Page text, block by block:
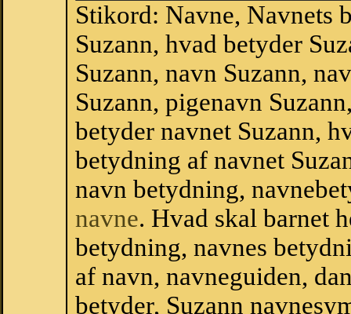
Stikord: Navne, Navnets
Suzann, hvad betyder
Suzann, navn Suzann,
Suzann, pigenavn
betyder navnet Suzann,
betydning af navnet
navn betydning,
navne. Hvad skal barnet
betydning, navnes
af navn, navneguiden,
betyder, Suzann